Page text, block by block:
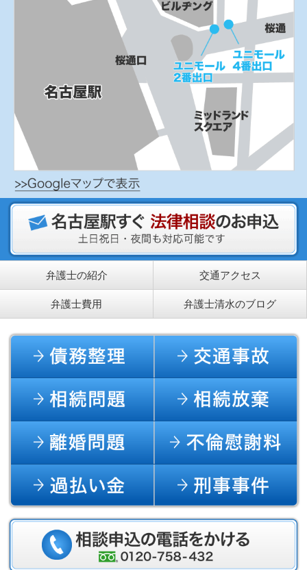
弁護士の紹介 交通アクセス
弁護士費用 弁護士清水のブログ